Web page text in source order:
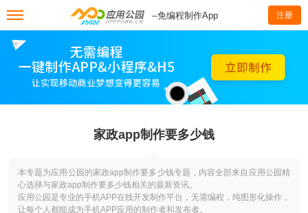
--免编程制作App 注册
家政app制作要多少钱
本专题为应用公园的家政app制作要多少钱专题，内容全部来自应用公园精
心选择与家政app制作要多少钱相关的最新资讯。
应用公园是专业的手机APP在线开发制作平台，无需编程，纯图形化操作，
让每个人都能成为手机APP应用的制作者和发布者。